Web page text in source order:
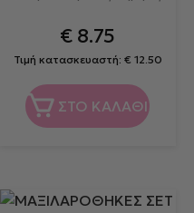
€ 8.75
Τιμή κατασκευαστή: € 12.50
ΣΤΟ ΚΑΛΑΘΙ